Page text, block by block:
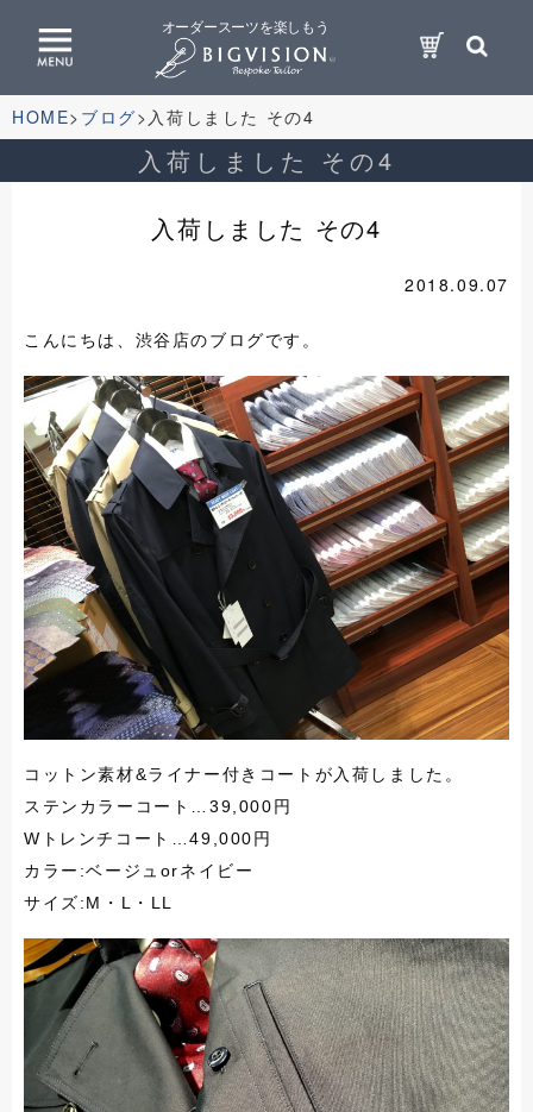
オーダースーツを楽しもう
HOME ブログ 入荷しました その4
入荷しました その4
入荷しました その4
2018.09.07
こんにちは、渋谷店のブログです。
コットン素材&ライナー付きコートが入荷しました。
ステンカラーコート…39,000円
Wトレンチコート…49,000円
カラー:ベージュorネイビー
サイズ:M・L・LL